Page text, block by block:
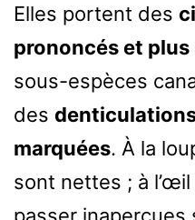
Elles portent des
prononcés et plus
sous-espèces
des
marquées. À la
sont nettes ; à